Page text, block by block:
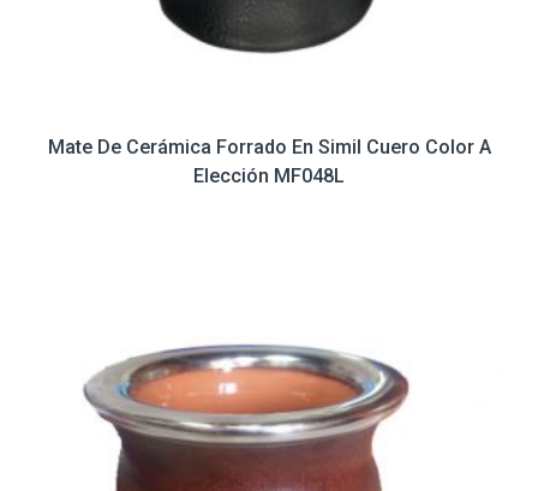
Mate De Cerámica Forrado En Simil Cuero Color A
Elección MF048L